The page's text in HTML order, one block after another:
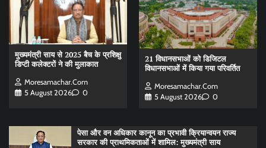
मुख्यमंत्री साय से 2025 बैच के प्रशिक्षु
डिप्टी कलेक्टरों ने की मुलाकात
Moresamachar.com
5 August 2026
0
21 विधानसभाओं को डिजिटल
विधानसभाओं में किया गया परिवर्तित
Moresamachar.com
5 August 2026
0
पेसा और वन अधिकार कानून का प्रभावी क्रियान्वयन राज्य
सरकार की प्राथमिकताओं में शामिल: मुख्यमंत्री साय